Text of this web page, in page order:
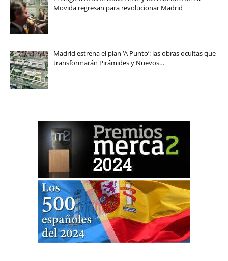
Movida regresan para revolucionar Madrid
Madrid estrena el plan ‘A Punto’: las obras ocultas que
transformarán Pirámides y Nuevos…